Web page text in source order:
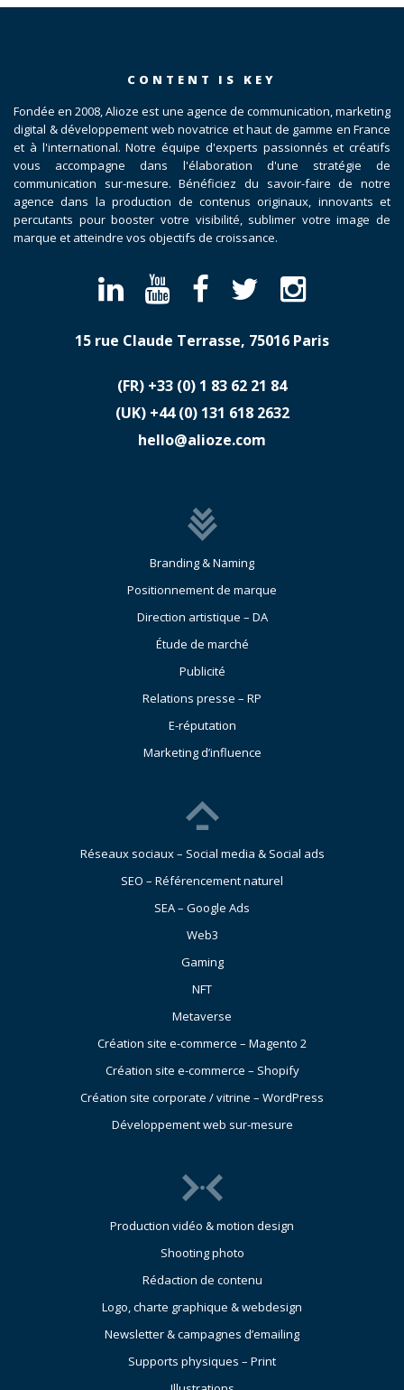
CONTENT IS KEY
Fondée en 2008, Alioze est une agence de communication, marketing
digital & développement web novatrice et haut de gamme en France
et à l'international. Notre équipe d'experts passionnés et créatifs
vous accompagne dans l'élaboration d'une stratégie de
communication sur-mesure. Bénéficiez du savoir-faire de notre
agence dans la production de contenus originaux, innovants et
percutants pour booster votre visibilité, sublimer votre image de
marque et atteindre vos objectifs de croissance.
15 rue Claude Terrasse, 75016 Paris
(FR) ​+33 (0) 1 83 62 21 84
(UK) ​+44 (0) 131 618 2632
hello@alioze.com
Branding & Naming
Positionnement de marque
Direction artistique – DA
Étude de marché
Publicité
Relations presse – RP
E-réputation
Marketing d’influence
Réseaux sociaux – Social media & Social ads
SEO – Référencement naturel
SEA – Google Ads
Web3
Gaming
NFT
Metaverse
Création site e-commerce – Magento 2
Création site e-commerce – Shopify
Création site corporate / vitrine – WordPress
Développement web sur-mesure
Production vidéo & motion design
Shooting photo
Rédaction de contenu
Logo, charte graphique & webdesign
Newsletter & campagnes d’emailing
Supports physiques – Print